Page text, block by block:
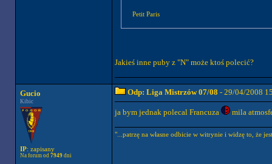
Petit Paris
Jakieś inne puby z "N" może ktoś polecić?
Gucio
Kibic
IP: zapisany
Na forum od 7949dni
Odp: Liga Mistrzów 07/08 - 29/04/2008
ja bym jednak polecal Francuza mila
"...patrzę na własne odbicie w witrynie i widzę to, że